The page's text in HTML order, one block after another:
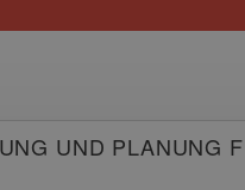
UND PLANUNG